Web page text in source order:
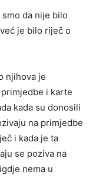
da nije bilo
je bilo riječ o
njihova je
i karte
kada su donosili
na primjedbe
i kada je ta
se poziva na
nema u